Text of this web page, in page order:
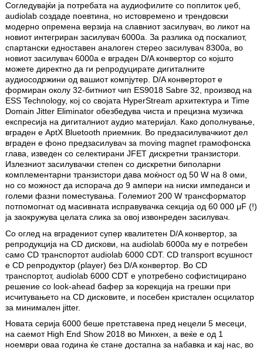
Согледувајќи ја потребата на аудиофилите со поплиток џеб,
audiolab создаде поевтина, но истовремено и трендовски
модерно опремена верзија на славниот засилувач, во ликот на
новиот интегриран засилувач 6000а. За разлика од поскапиот,
спартански едноставен аналоген стерео засилувач 8300а, во
новиот засилувач 6000а е вграден D/A конвертор со којшто
можете директно да ги репродуцирате дигиталните
аудиосодржини од вашиот компјутер. D/A конверторот е
формиран околу 32-битниот чип ES9018 Sabre 32, производ на
ESS Technology, кој со својата HyperStream архитектура и Time
Domain Jitter Eliminator обезбедува чиста и прецизна музичка
експресија на дигиталниот аудио материјал. Како дополнување,
вграден е AptX Bluetooth приемник. Во предзасилувачкиот дел
вграден е фоно предзасилувач за moving magnet грамофонска
глава, изведен со селектирани JFET дискретни транзистори.
Излезниот засилувачки степен со дискретни биполарни
комплементарни транзистори дава моќност од 50 W на 8 оми,
но со можност да испорача до 9 ампери на ниски импеданси и
големи фазни поместувања. Големиот 200 W трансформатор
потпомогнат од масивната исправувачка секција од 60 000 μF (!)
ја заокружува целата слика за овој извонреден засилувач.
Со оглед на вградениот супер квалитетен D/A конвертор, за
репродукција на CD дискови, на audiolab 6000a му е потребен
само CD транспортот audiolab 6000 CDT. CD transport всушност
е CD репродуктор (player) без D/A конвертор. Во CD
транспортот, audiolab 6000 CDT е употребено софистицирано
решение со look-ahead бафер за корекција на грешки при
исчитувањето на CD дисковите, и посебен кристален осцилатор
за минимален jitter.
Новата серија 6000 беше претставена пред нецели 5 месеци,
на саемот High End Show 2018 во Минхен, а веќе е од 1
ноември оваа година ќе стане достапна за набавка и кај нас, во